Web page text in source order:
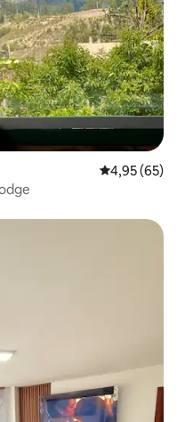
4,95 af 5 í
4,95 (65)